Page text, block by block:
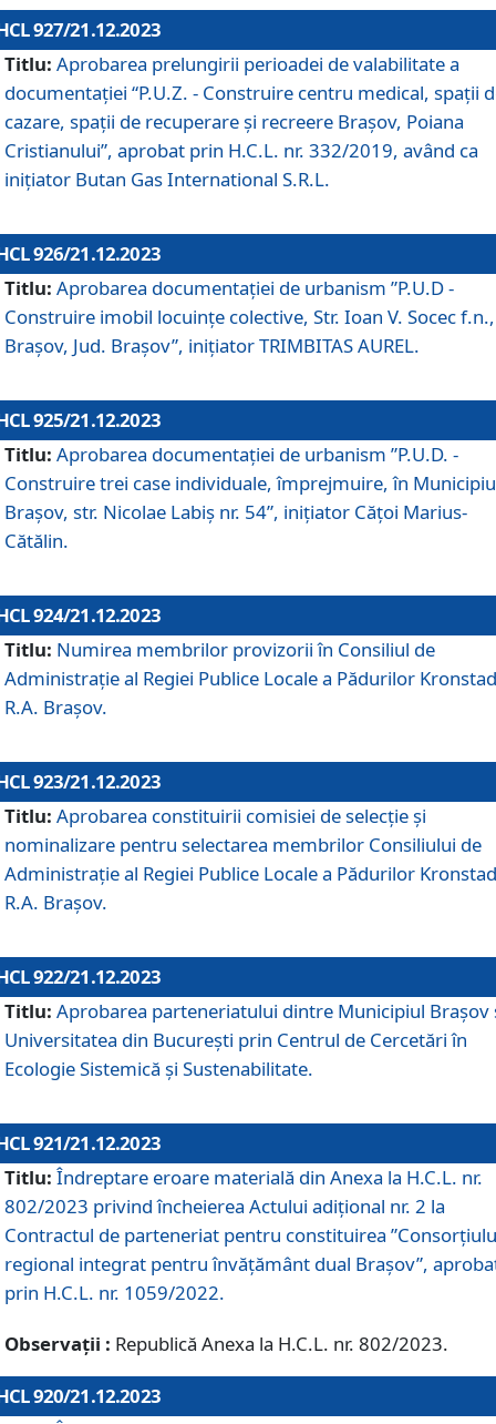
927/21.12.2023
Titlu: Aprobarea prelungirii perioadei de valabilitate a
documentaţiei “P.U.Z. - Construire centru medical, spații
cazare, spații de recuperare și recreere Brașov, Poiana
Cristianului”, aprobat prin H.C.L. nr. 332/2019, având ca
inițiator Butan Gas International S.R.L.
926/21.12.2023
Titlu: Aprobarea documentaţiei de urbanism ”P.U.D -
Construire imobil locuințe colective, Str. Ioan V. Socec f.n.,
Brașov, Jud. Brașov”, inițiator TRIMBITAS AUREL.
925/21.12.2023
Titlu: Aprobarea documentaţiei de urbanism ”P.U.D. -
Construire trei case individuale, împrejmuire, în
Brașov, str. Nicolae Labiș nr. 54”, inițiator Cățoi Marius-
Cătălin.
924/21.12.2023
Titlu: Numirea membrilor provizorii în Consiliul de
Administraţie al Regiei Publice Locale a Pădurilor
R.A. Brașov.
923/21.12.2023
Titlu: Aprobarea constituirii comisiei de selecție și
nominalizare pentru selectarea membrilor Consiliului de
Administrație al Regiei Publice Locale a Pădurilor
R.A. Brașov.
922/21.12.2023
Titlu: Aprobarea parteneriatului dintre Municipiul Brașov
Universitatea din București prin Centrul de Cercetări în
Ecologie Sistemică și Sustenabilitate.
921/21.12.2023
Titlu: Îndreptare eroare materială din Anexa la H.C.L. nr.
802/2023 privind încheierea Actului adițional nr. 2 la
Contractul de parteneriat pentru constituirea
regional integrat pentru învățământ dual Brașov”,
prin H.C.L. nr. 1059/2022.
Observații : Republică Anexa la H.C.L. nr. 802/2023.
920/21.12.2023